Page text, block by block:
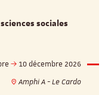
sociales
10 décembre 2026
Amphi A - Le Cardo